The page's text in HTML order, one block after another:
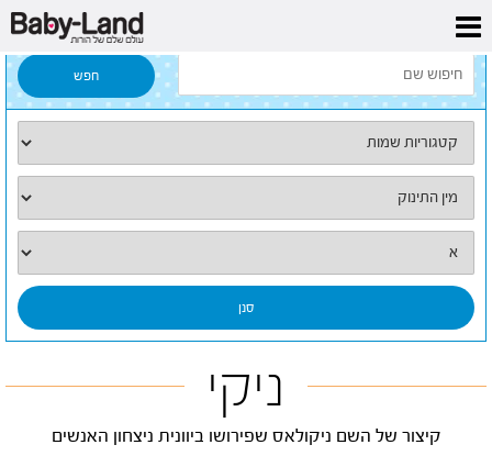
דף הבית
ניקי
קיצור של השם ניקולאס שפירושו ביוונית ניצחון האנשים